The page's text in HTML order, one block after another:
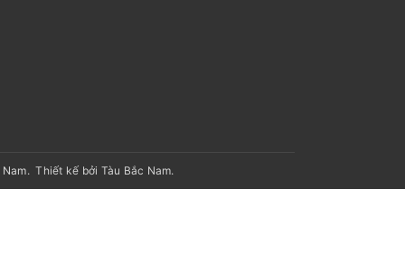
.Thiết kế bởi Tàu Bắc Nam.